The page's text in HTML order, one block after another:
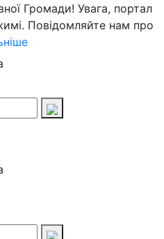
Громади! Увага, портал
Повідомляйте нам про